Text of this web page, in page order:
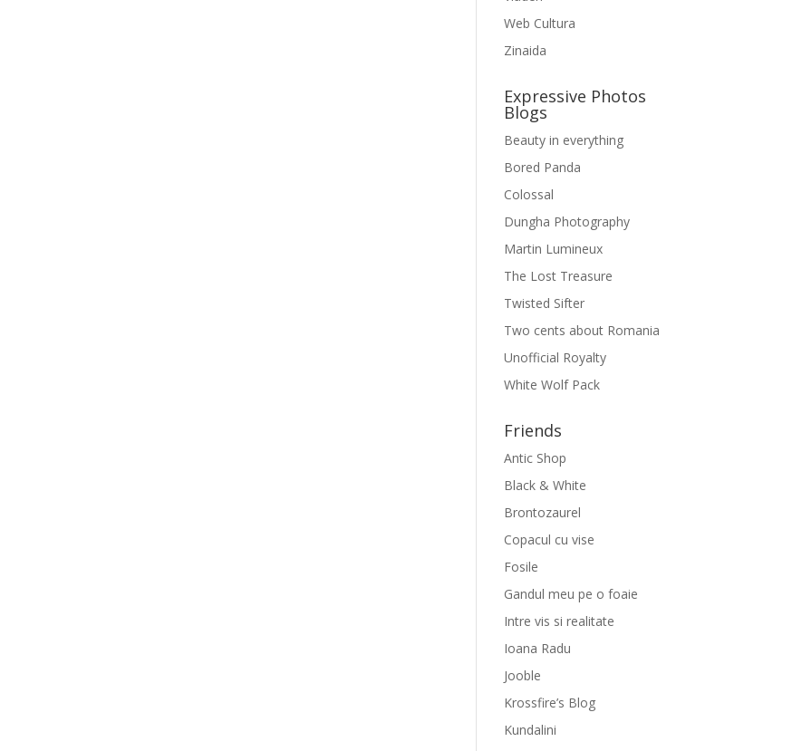
Web Cultura
Zinaida
Expressive Photos
Blogs
Beauty in everything
Bored Panda
Colossal
Dungha Photography
Martin Lumineux
The Lost Treasure
Twisted Sifter
Two cents about Romania
Unofficial Royalty
White Wolf Pack
Friends
Antic Shop
Black & White
Brontozaurel
Copacul cu vise
Fosile
Gandul meu pe o foaie
Intre vis si realitate
Ioana Radu
Jooble
Krossfire’s Blog
Kundalini